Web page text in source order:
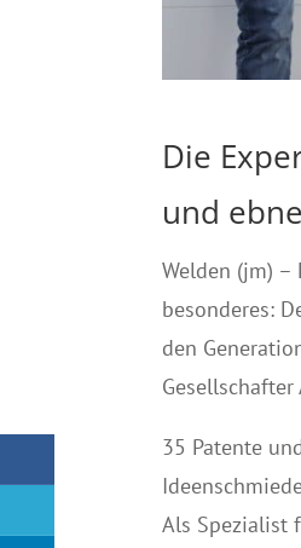
Die
und
Welden (jm) –
besonderes:
den
35 Patente
Als Spezialist